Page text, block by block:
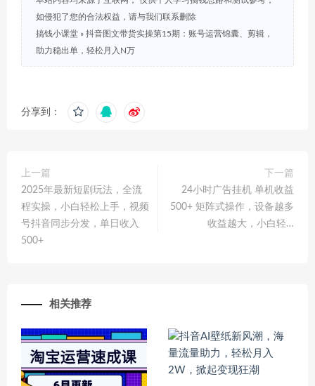
如侵犯了您的合法权益，请与我们联系删除
搞钱小课堂 » 抖音图文带货实操第15期：账号运营锦囊、剪辑，
助力稳出单，轻松月入N万
分享到：
上一篇
2025年最新短剧玩法，全流
程实操，小白轻松上手，视频
号抖音同步分发，单日收入
500+
下一篇
24小时广告挂机 单机收益
500+ 矩阵式操作，设备越多
收益越大，小白轻…
相关推荐